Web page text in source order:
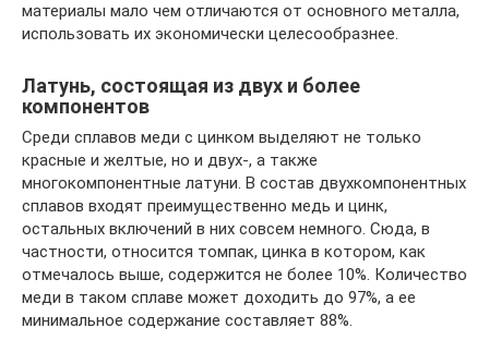
материалы мало чем отличаются от основного металла,
использовать их экономически целесообразнее.
Латунь, состоящая из двух и более
компонентов
Среди сплавов меди с цинком выделяют не только
красные и желтые, но и двух-, а также
многокомпонентные латуни. В состав двухкомпонентных
сплавов входят преимущественно медь и цинк,
остальных включений в них совсем немного. Сюда, в
частности, относится томпак, цинка в котором, как
отмечалось выше, содержится не более 10%. Количество
меди в таком сплаве может доходить до 97%, а ее
минимальное содержание составляет 88%.